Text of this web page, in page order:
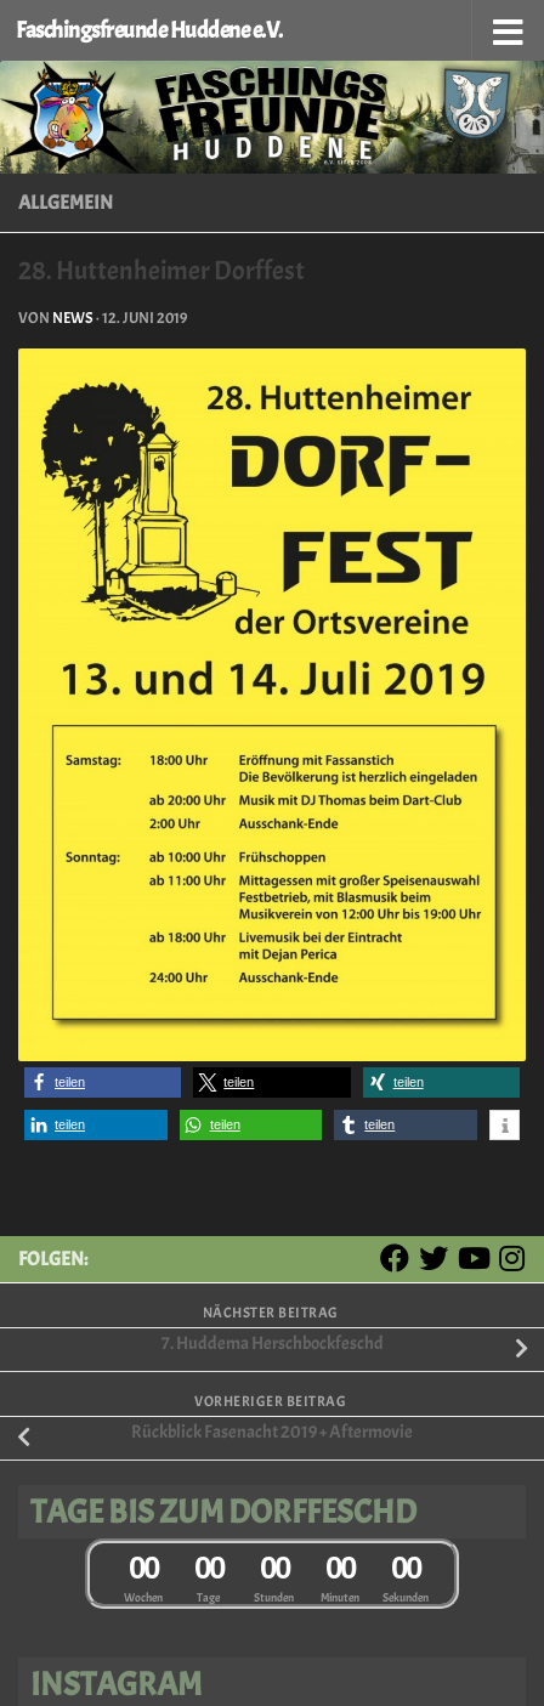
Zum Inhalt springen
Faschingsfreunde Huddene e.V.
ALLGEMEIN
28. Huttenheimer Dorffest
VON NEWS·12. JUNI 2019
teilen teilen teilen
teilen teilen teilen
FOLGEN:
NÄCHSTER BEITRAG
7. Huddema Herschbockfeschd
VORHERIGER BEITRAG
Rückblick Fasenacht 2019 + Aftermovie
TAGE BIS ZUM DORFFESCHD
Wochen
00
Tage
00
Stunden
00
Minuten
00
Sekunden
00
INSTAGRAM